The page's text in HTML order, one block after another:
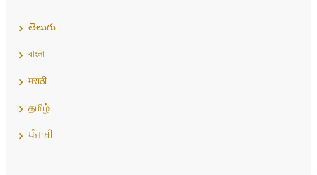
తెలుగు
বাংলা
मराठी
தமிழ்
ਪੰਜਾਬੀ